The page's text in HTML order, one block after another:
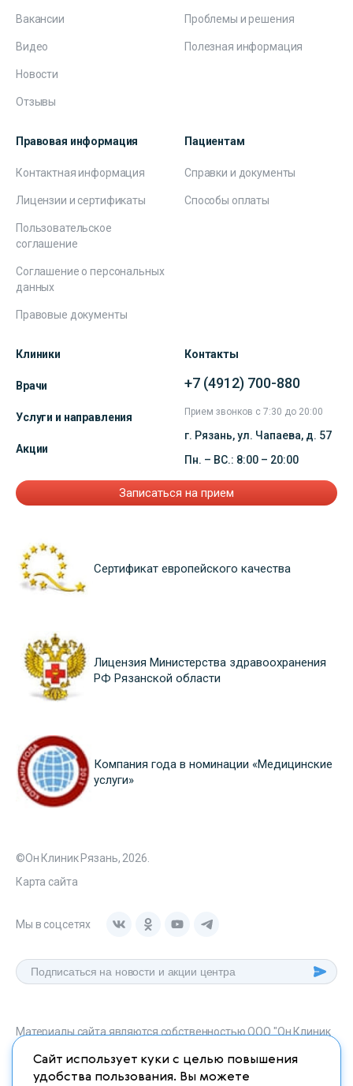
Вакансии
Видео
Новости
Отзывы
Проблемы и решения
Полезная информация
Правовая информация
Контактная информация
Лицензии и сертификаты
Пользовательское
соглашение
Соглашение о персональных
данных
Правовые документы
Пациентам
Справки и документы
Способы оплаты
Клиники
Врачи
Услуги и направления
Акции
Контакты
+7 (4912) 700-880
Прием звонков с 7:30 до 20:00
г. Рязань, ул. Чапаева, д. 57
Пн. – ВС.: 8:00 – 20:00
Записаться на прием
Сертификат европейского качества
Лицензия Министерства здравоохранения
РФ Рязанской области
Компания года в номинации «Медицинские
услуги»
©Он Клиник Рязань, 2026.
Карта сайта
Мы в соцсетях
Материалы сайта являются собственностью ООО "Он Клиник
onclinic-ryazan.ru запрещено в соответствии со статьей 1259
ГК. РФ.
Сайт использует куки с целью повышения
удобства пользования. Вы можете